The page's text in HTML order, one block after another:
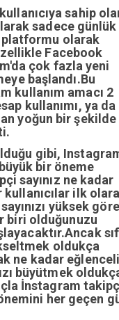
sahip
sadece günlük
platformu olarak
Facebook
çok fazla yeni
başlandı.Bu
kullanım amacı 2
kullanımı, ya da
yoğun bir şekilde
gibi,
bir öneme
sayınız ne kadar
ilk
yüksek
biri olduğunuzu
oldukça
ne kadar
büyütmek
İnstagram
her geçen